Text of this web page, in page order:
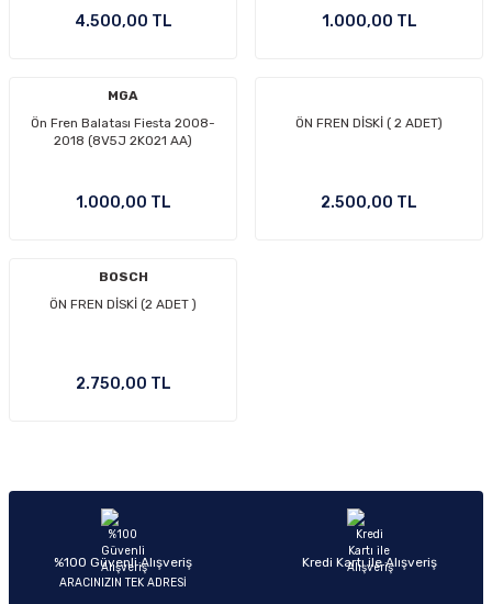
Ön/Arka Takımlar
4.500,00 TL 1.000,00 TL
MGA
Ön Fren Balatası Fiesta 2008-
2018 (8V5J 2K021 AA)
1.000,00 TL
ÖN FREN DİSKİ ( 2 ADET)
2.500,00 TL
BOSCH
ÖN FREN DİSKİ (2 ADET )
2.750,00 TL
%100 Güvenli Alışveriş
ARACINIZIN TEK ADRESİ
Kredi Kartı ile Alışveriş